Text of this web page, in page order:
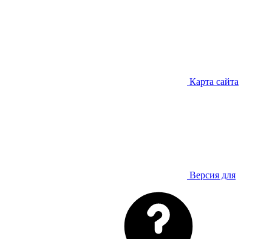
Карта сайта
Версия для